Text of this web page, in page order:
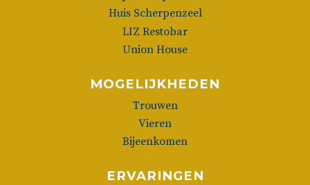
Huis Scherpenzeel
LIZ Restobar
Union House
MOGELIJKHEDEN
Trouwen
Vieren
Bijeenkomen
ERVARINGEN